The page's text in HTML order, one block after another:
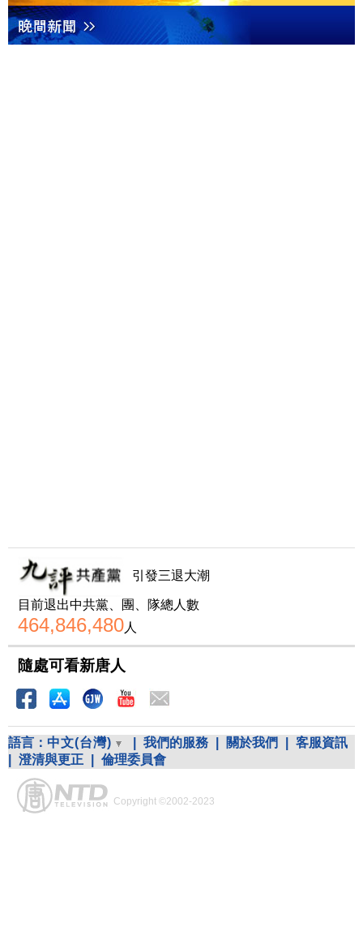
引發三退大潮
目前退出中共黨、團、隊總人數
464,846,480人
隨處可看新唐人
語言： 中文(台灣) 我們的服務 關於我們
客服資訊
澄清與更正 倫理委員會
Copyright ©2002-2023